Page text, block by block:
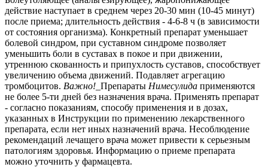
действие наступает в среднем через 20-30 мин (10-45 минут)
после приема; длительность действия - 4-6-8 ч (в зависимости
от состояния организма). Конкретный препарат уменьшает
болевой синдром, при суставном синдроме позволяет
уменьшить боли в суставах в покое и при движении,
утреннюю скованность и припухлость суставов, способствует
увеличению объема движений. Подавляет агрегацию
тромбоцитов. Важно! _Препараты Нимесулида применяются
не более 5-ти дней без назначения врача. Применять препарат
- согласно показаниям, способу применения и в дозах,
указанных в Инструкции по применению лекарственного
препарата, если нет иных назначений врача. Несоблюдение
рекомендаций лечащего врача может привести к серьезным
патологиям здоровья. Информацию о приеме препарата
можно уточнить у фармацевта.